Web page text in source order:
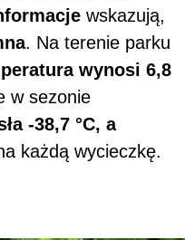
wskazują,
. Na terenie parku
wynosi 6,8
w sezonie
-38,7 °C, a
każdą wycieczkę.